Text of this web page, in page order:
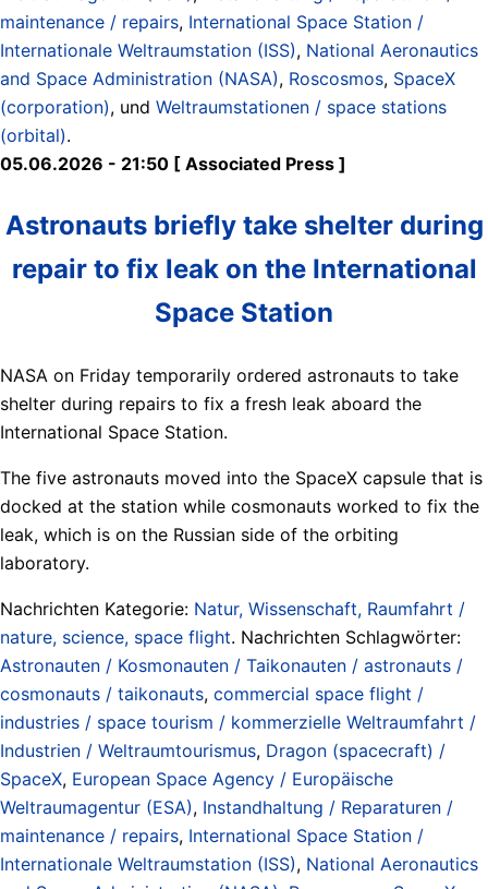
maintenance / repairs, International Space Station /
Internationale Weltraumstation (ISS), National Aeronautics
and Space Administration (NASA), Roscosmos, SpaceX
(corporation), und Weltraumstationen / space stations
(orbital).
05.06.2026 - 21:50 [ Associated Press ]
Astronauts briefly take shelter during
repair to fix leak on the International
Space Station
NASA on Friday temporarily ordered astronauts to take
shelter during repairs to fix a fresh leak aboard the
International Space Station.
The five astronauts moved into the SpaceX capsule that is
docked at the station while cosmonauts worked to fix the
leak, which is on the Russian side of the orbiting
laboratory.
Nachrichten Kategorie: Natur, Wissenschaft, Raumfahrt /
nature, science, space flight. Nachrichten Schlagwörter:
Astronauten / Kosmonauten / Taikonauten / astronauts /
cosmonauts / taikonauts, commercial space flight /
industries / space tourism / kommerzielle Weltraumfahrt /
Industrien / Weltraumtourismus, Dragon (spacecraft) /
SpaceX, European Space Agency / Europäische
Weltraumagentur (ESA), Instandhaltung / Reparaturen /
maintenance / repairs, International Space Station /
Internationale Weltraumstation (ISS), National Aeronautics